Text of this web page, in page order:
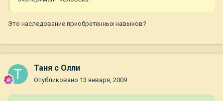
Это наследование приобретенных навыков?
Таня с Олли
Опубликовано 13 января, 2009